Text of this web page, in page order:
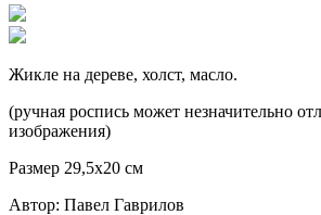
Жикле на дереве, холст, масло.
(ручная роспись может незначительно
изображения)
Размер 29,5х20 см
Автор: Павел Гаврилов